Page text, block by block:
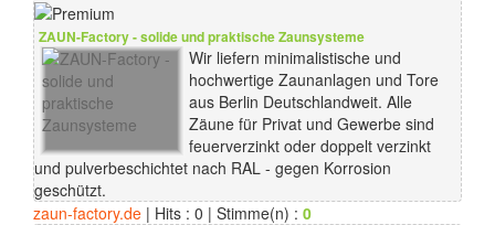
ZAUN-Factory - solide und praktische Zaunsysteme
Wir liefern minimalistische und
hochwertige Zaunanlagen und Tore
aus Berlin Deutschlandweit. Alle
Zäune für Privat und Gewerbe sind
feuerverzinkt oder doppelt verzinkt
und pulverbeschichtet nach RAL - gegen Korrosion
geschützt.
zaun-factory.de | Hits : 0 | Stimme(n) : 0